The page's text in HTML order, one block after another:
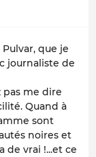
que je
journaliste de
pas me dire
Quand à
sont
noires et
de vrai !...et ce